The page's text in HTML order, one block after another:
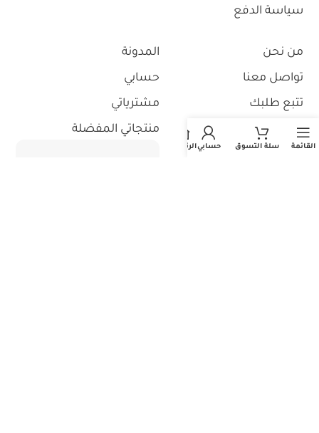
سياسة الدفع
من نحن
تواصل معنا
تتبع طلبك
استثمر معنا
المدونة
حسابي
مشترياتي
منتجاتي المفضلة
القائمة سلة التسوق حسابيالرئيسية